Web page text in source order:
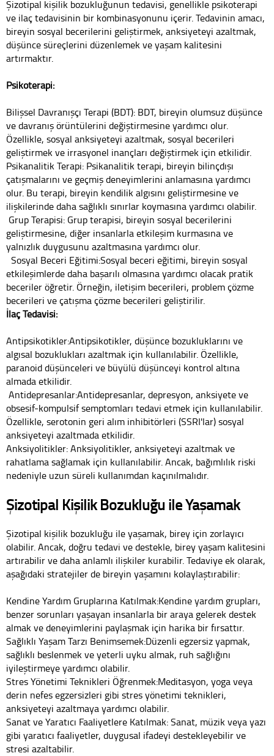
Şizotipal kişilik bozukluğunun tedavisi, genellikle psikoterapi
ve ilaç tedavisinin bir kombinasyonunu içerir. Tedavinin amacı,
bireyin sosyal becerilerini geliştirmek, anksiyeteyi azaltmak,
düşünce süreçlerini düzenlemek ve yaşam kalitesini
artırmaktır.
Psikoterapi:
Bilişsel Davranışçı Terapi (BDT): BDT, bireyin olumsuz düşünce
ve davranış örüntülerini değiştirmesine yardımcı olur.
Özellikle, sosyal anksiyeteyi azaltmak, sosyal becerileri
geliştirmek ve irrasyonel inançları değiştirmek için etkilidir.
Psikanalitik Terapi: Psikanalitik terapi, bireyin bilinçdışı
çatışmalarını ve geçmiş deneyimlerini anlamasına yardımcı
olur. Bu terapi, bireyin kendilik algısını geliştirmesine ve
ilişkilerinde daha sağlıklı sınırlar koymasına yardımcı olabilir.
Grup Terapisi: Grup terapisi, bireyin sosyal becerilerini
geliştirmesine, diğer insanlarla etkileşim kurmasına ve
yalnızlık duygusunu azaltmasına yardımcı olur.
Sosyal Beceri Eğitimi:Sosyal beceri eğitimi, bireyin sosyal
etkileşimlerde daha başarılı olmasına yardımcı olacak pratik
beceriler öğretir. Örneğin, iletişim becerileri, problem çözme
becerileri ve çatışma çözme becerileri geliştirilir.
İlaç Tedavisi:
Antipsikotikler:Antipsikotikler, düşünce bozukluklarını ve
algısal bozuklukları azaltmak için kullanılabilir. Özellikle,
paranoid düşünceleri ve büyülü düşünceyi kontrol altına
almada etkilidir.
Antidepresanlar:Antidepresanlar, depresyon, anksiyete ve
obsesif-kompulsif semptomları tedavi etmek için kullanılabilir.
Özellikle, serotonin geri alım inhibitörleri (SSRI'lar) sosyal
anksiyeteyi azaltmada etkilidir.
Anksiyolitikler: Anksiyolitikler, anksiyeteyi azaltmak ve
rahatlama sağlamak için kullanılabilir. Ancak, bağımlılık riski
nedeniyle uzun süreli kullanımdan kaçınılmalıdır.
Şizotipal Kişilik Bozukluğu ile Yaşamak
Şizotipal kişilik bozukluğu ile yaşamak, birey için zorlayıcı
olabilir. Ancak, doğru tedavi ve destekle, birey yaşam kalitesini
artırabilir ve daha anlamlı ilişkiler kurabilir. Tedaviye ek olarak,
aşağıdaki stratejiler de bireyin yaşamını kolaylaştırabilir:
Kendine Yardım Gruplarına Katılmak:Kendine yardım grupları,
benzer sorunları yaşayan insanlarla bir araya gelerek destek
almak ve deneyimlerini paylaşmak için harika bir fırsattır.
Sağlıklı Yaşam Tarzı Benimsemek:Düzenli egzersiz yapmak,
sağlıklı beslenmek ve yeterli uyku almak, ruh sağlığını
iyileştirmeye yardımcı olabilir.
Stres Yönetimi Teknikleri Öğrenmek:Meditasyon, yoga veya
derin nefes egzersizleri gibi stres yönetimi teknikleri,
anksiyeteyi azaltmaya yardımcı olabilir.
Sanat ve Yaratıcı Faaliyetlere Katılmak: Sanat, müzik veya yazı
gibi yaratıcı faaliyetler, duygusal ifadeyi destekleyebilir ve
stresi azaltabilir.